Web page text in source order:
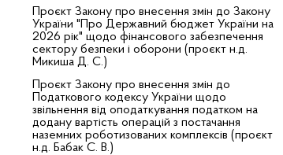
Проєкт Закону про внесення змін до Закону
України "Про Державний бюджет України на
2026 рік" щодо фінансового забезпечення
сектору безпеки і оборони (проєкт н.д.
Микиша Д. С.)
Проєкт Закону про внесення змін до
Податкового кодексу України щодо
звільнення від оподаткування податком на
додану вартість операцій з постачання
наземних роботизованих комплексів (проєкт
н.д. Бабак С. В.)